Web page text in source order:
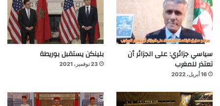
سياسي جزائري: على الجزائر أن
تعتذر للمغرب
16 أبريل، 2022
بلينكن يستقبل بوريطة
23 نوفمبر، 2021